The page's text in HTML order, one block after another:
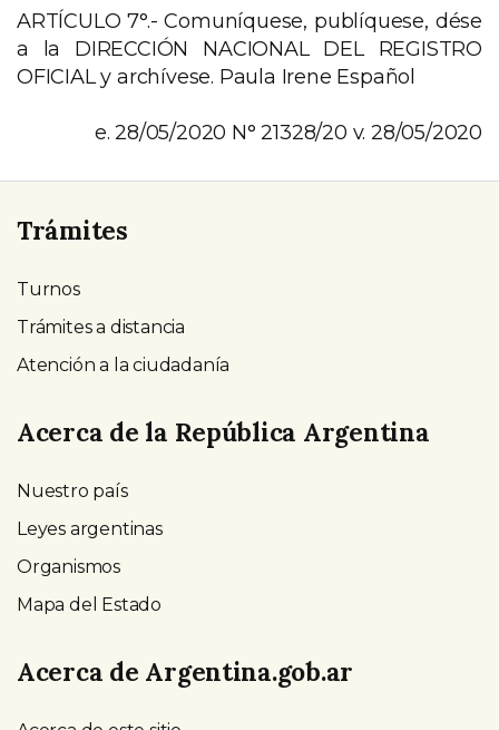
ARTÍCULO 7°.- Comuníquese, publíquese, dése
a la DIRECCIÓN NACIONAL DEL REGISTRO
OFICIAL y archívese. Paula Irene Español
e. 28/05/2020 N° 21328/20 v. 28/05/2020
Trámites
Turnos
Trámites a distancia
Atención a la ciudadanía
Acerca de la República Argentina
Nuestro país
Leyes argentinas
Organismos
Mapa del Estado
Acerca de Argentina.gob.ar